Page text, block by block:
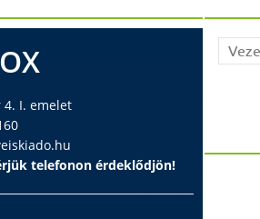
4. I. emelet
telefonon érdeklődjön!